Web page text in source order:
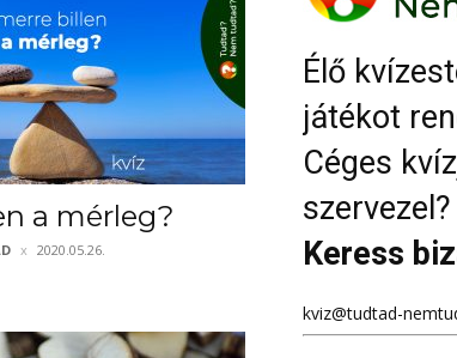
a mérleg?
2020.05.26.
Élő
játékot
Céges
szervezel?
Keress
kviz@tudtad-